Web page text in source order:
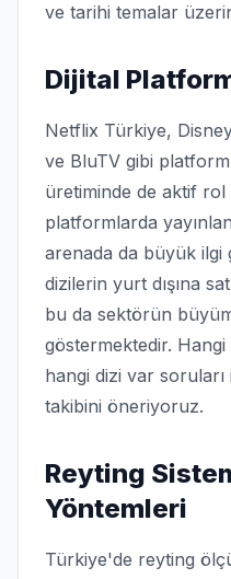
ve tarihi temalar
Dijital
Netflix Türkiye,
ve BluTV gibi
üretiminde de aktif
platformlarda
arenada da büyük ilgi
dizilerin yurt dışına
bu da sektörün
göstermektedir.
hangi dizi var soruları
takibini öneriyoruz.
Reyting
Yöntemleri
Türkiye'de reyting